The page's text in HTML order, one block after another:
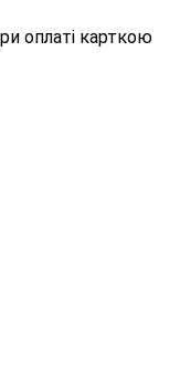
оплаті карткою